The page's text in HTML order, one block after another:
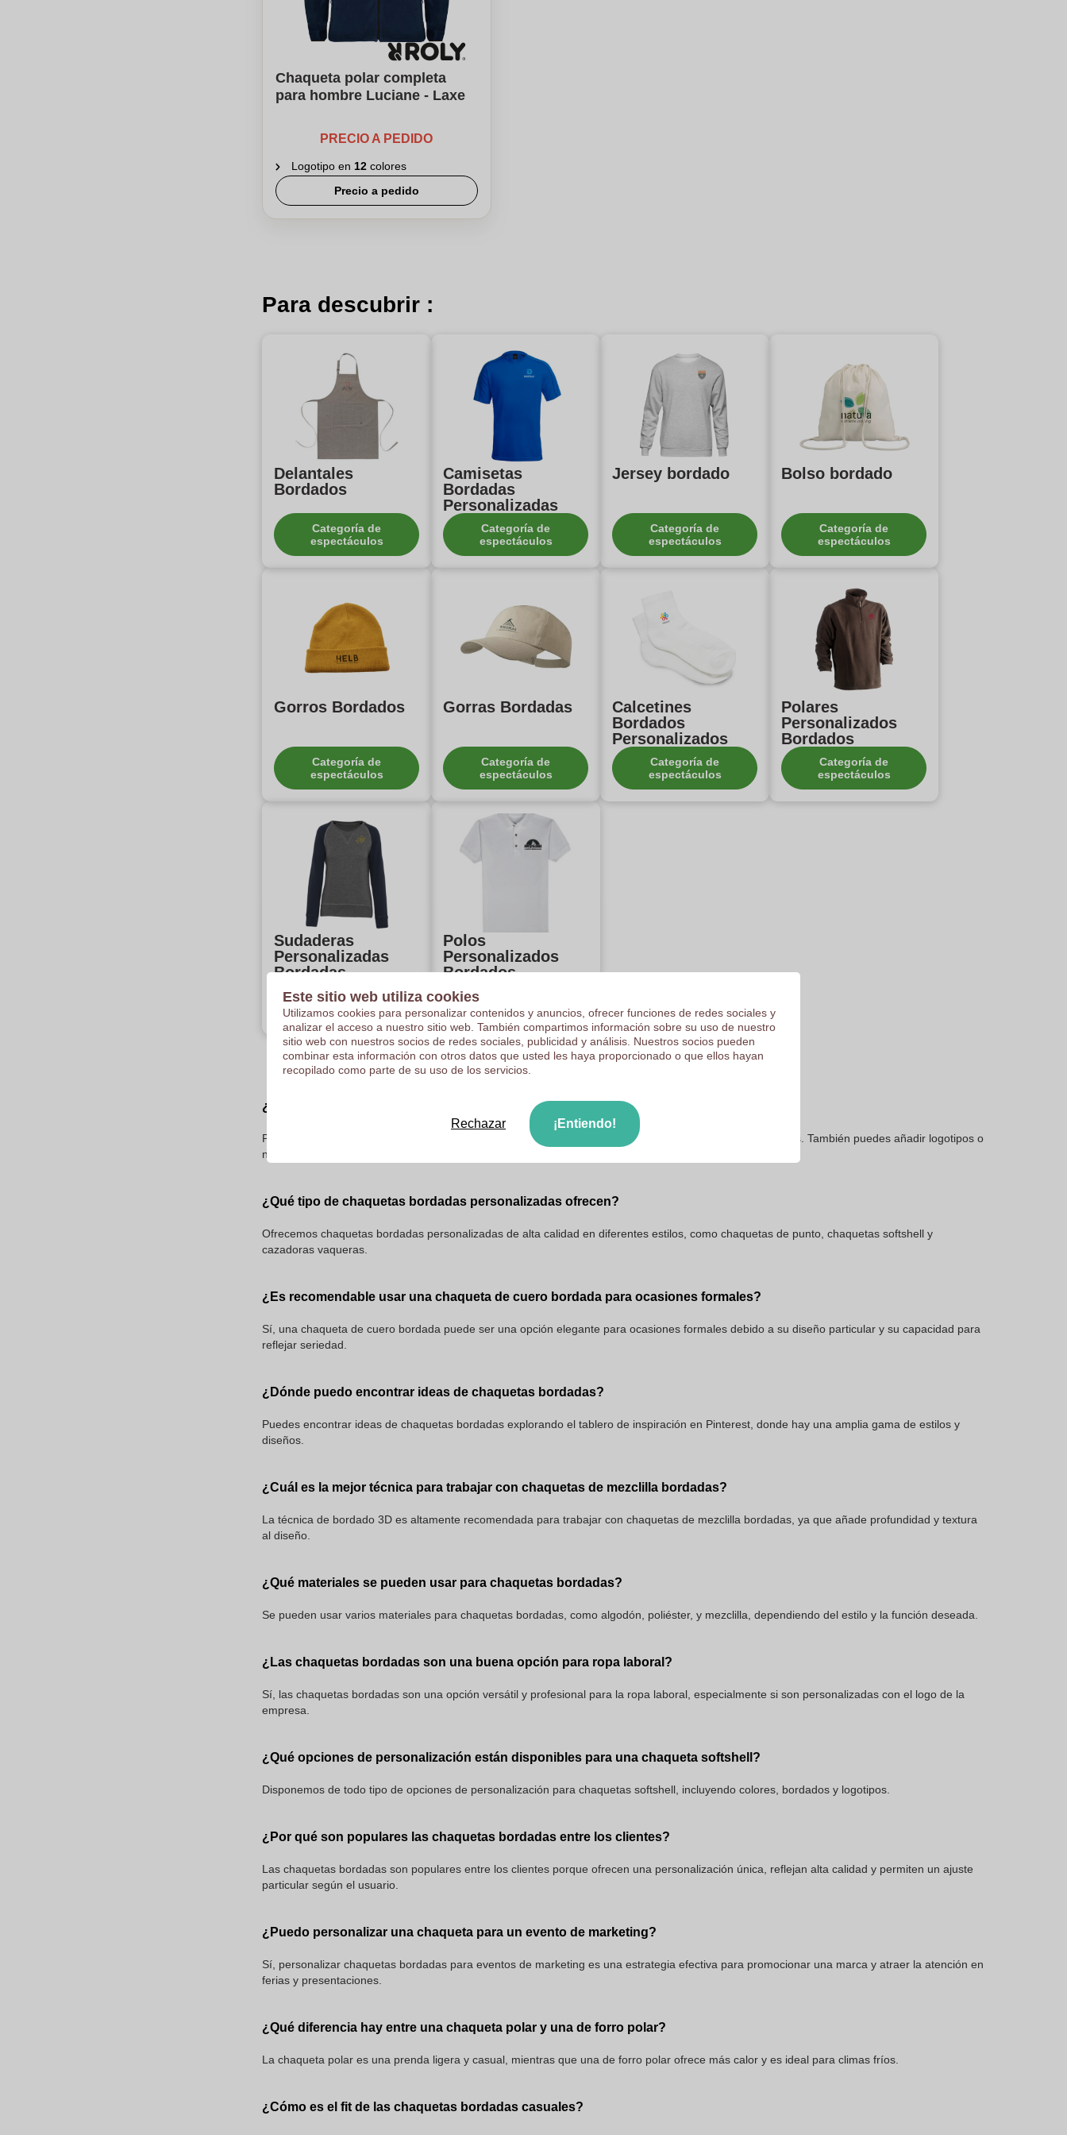
Chaqueta polar completa
para hombre Luciane - Laxe
PRECIO A PEDIDO
Logotipo en 12 colores
Precio a pedido
Para descubrir :
Delantales
Bordados
Categoría de
espectáculos
Camisetas
Bordadas
Personalizadas
Categoría de
espectáculos
Jersey bordado
Categoría de
espectáculos
Bolso bordado
Categoría de
espectáculos
Gorros Bordados
Categoría de
espectáculos
Gorras Bordadas
Categoría de
espectáculos
Calcetines
Bordados
Personalizados
Categoría de
espectáculos
Polares
Personalizados
Bordados
Categoría de
espectáculos
Sudaderas
Personalizadas
Bordadas
Categoría de
espectáculos
Polos
Personalizados
Bordados
espectáculos
¿Cómo puedo personalizar una chaqueta bordada?
Puedes personalizar una chaqueta bordada eligiendo entre diferentes tipos de bordados, colores y diseños. También puedes añadir logotipos o
nombres para darle un toque personal.
¿Qué tipo de chaquetas bordadas personalizadas ofrecen?
Ofrecemos chaquetas bordadas personalizadas de alta calidad en diferentes estilos, como chaquetas de punto, chaquetas softshell y
cazadoras vaqueras.
¿Es recomendable usar una chaqueta de cuero bordada para ocasiones formales?
Sí, una chaqueta de cuero bordada puede ser una opción elegante para ocasiones formales debido a su diseño particular y su capacidad para
reflejar seriedad.
¿Dónde puedo encontrar ideas de chaquetas bordadas?
Puedes encontrar ideas de chaquetas bordadas explorando el tablero de inspiración en Pinterest, donde hay una amplia gama de estilos y
diseños.
¿Cuál es la mejor técnica para trabajar con chaquetas de mezclilla bordadas?
La técnica de bordado 3D es altamente recomendada para trabajar con chaquetas de mezclilla bordadas, ya que añade profundidad y textura
al diseño.
¿Qué materiales se pueden usar para chaquetas bordadas?
Se pueden usar varios materiales para chaquetas bordadas, como algodón, poliéster, y mezclilla, dependiendo del estilo y la función deseada.
¿Las chaquetas bordadas son una buena opción para ropa laboral?
Sí, las chaquetas bordadas son una opción versátil y profesional para la ropa laboral, especialmente si son personalizadas con el logo de la
empresa.
¿Qué opciones de personalización están disponibles para una chaqueta softshell?
Disponemos de todo tipo de opciones de personalización para chaquetas softshell, incluyendo colores, bordados y logotipos.
¿Por qué son populares las chaquetas bordadas entre los clientes?
Las chaquetas bordadas son populares entre los clientes porque ofrecen una personalización única, reflejan alta calidad y permiten un ajuste
particular según el usuario.
¿Puedo personalizar una chaqueta para un evento de marketing?
Sí, personalizar chaquetas bordadas para eventos de marketing es una estrategia efectiva para promocionar una marca y atraer la atención en
ferias y presentaciones.
¿Qué diferencia hay entre una chaqueta polar y una de forro polar?
La chaqueta polar es una prenda ligera y casual, mientras que una de forro polar ofrece más calor y es ideal para climas fríos.
¿Cómo es el fit de las chaquetas bordadas casuales?
Este sitio web utiliza cookies
Utilizamos cookies para personalizar contenidos y anuncios, ofrecer funciones de redes sociales y
analizar el acceso a nuestro sitio web. También compartimos información sobre su uso de nuestro
sitio web con nuestros socios de redes sociales, publicidad y análisis. Nuestros socios pueden
combinar esta información con otros datos que usted les haya proporcionado o que ellos hayan
recopilado como parte de su uso de los servicios.
Rechazar ¡Entiendo!